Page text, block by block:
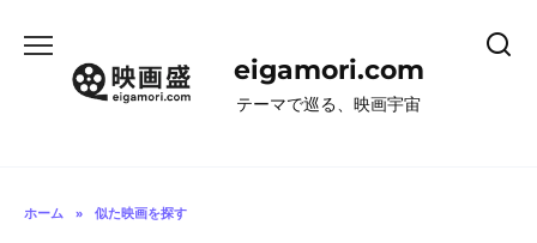
eigamori.com
テーマで巡る、映画宇宙
ホーム » 似た映画を探す